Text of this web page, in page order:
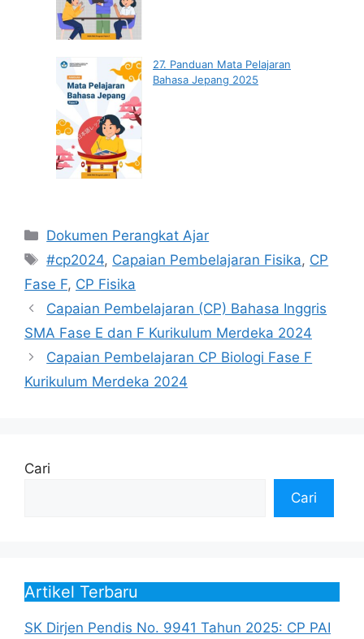
27. Panduan Mata Pelajaran
Bahasa Jepang 2025
Kategori
Dokumen Perangkat Ajar
Tag
#cp2024, Capaian Pembelajaran Fisika, CP
Fase F, CP Fisika
Capaian Pembelajaran (CP) Bahasa Inggris
SMA Fase E dan F Kurikulum Merdeka 2024
Capaian Pembelajaran CP Biologi Fase F
Kurikulum Merdeka 2024
Cari
Cari
Artikel Terbaru
SK Dirjen Pendis No. 9941 Tahun 2025: CP PAI